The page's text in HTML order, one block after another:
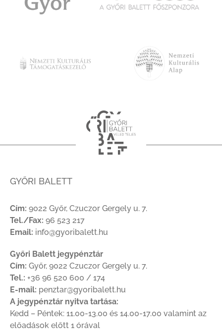
GYŐRI BALETT
Cím: 9022 Győr, Czuczor Gergely u. 7.
Tel./Fax: 96 523 217
Email: info@gyoribalett.hu
Győri Balett jegypénztár
Cím: Győr, 9022 Czuczor Gergely u. 7.
Tel.: +36 96 520 600 / 174
E-mail: penztar@gyoribalett.hu
A jegypénztár nyitva tartása:
Kedd – Péntek: 11.00-13.00 és 14.00-17.00 valamint az
előadások előtt 1 órával